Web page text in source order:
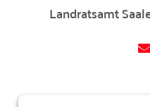
Landratsamt